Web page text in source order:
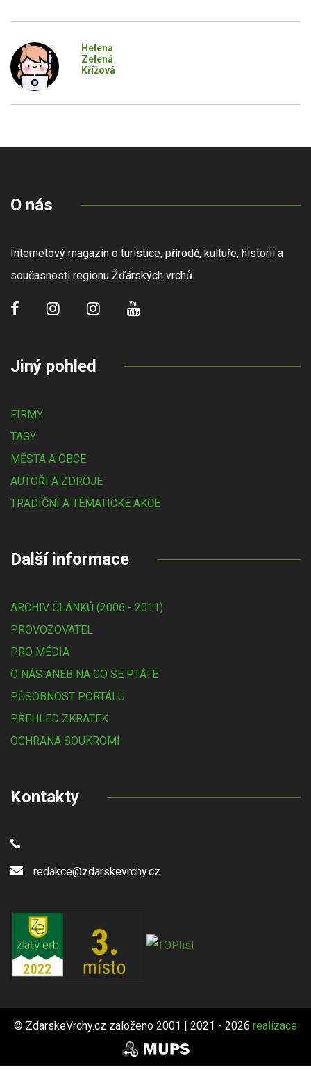
Helena
Zelená
Křížová
O nás
Internetový magazín o turistice, přírodě, kultuře, historii a
současnosti regionu Žďárských vrchů.
Jiný pohled
FIRMY
TAGY
MĚSTA A OBCE
AUTOŘI A ZDROJE
TRADIČNÍ A TÉMATICKÉ AKCE
Další informace
ARCHIV ČLÁNKŮ (2006 - 2011)
PROVOZOVATEL
PRO MÉDIA
O NÁS ANEB NA CO SE PTÁTE
PŮSOBNOST PORTÁLU
PŘEHLED ZKRATEK
OCHRANA SOUKROMÍ
Kontakty
redakce@zdarskevrchy.cz
© ZdarskeVrchy.cz založeno 2001 | 2021 - 2026 realizace